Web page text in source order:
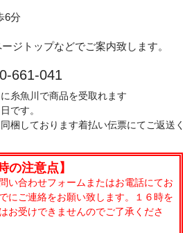
6分
ジトップなどでご案内致します。
661-041
糸魚川で商品を受取れます
です。
梱しております着払い伝票にてご返送く
の注意点】
い合わせフォームまたはお電話にてお
にご連絡をお願い致します。１６時を
お受けできませんのでご了承くださ